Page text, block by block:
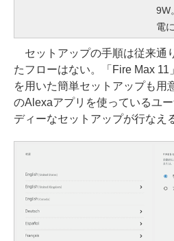
9W
電
セットアップの手順は従来通
たフローはない。「Fire Max 11
を用いた簡単セットアップも用
のAlexaアプリを使っているユ
ディーなセットアップが行なえ